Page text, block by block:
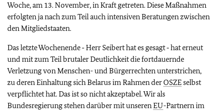
Woche, am 13. November, in Kraft getreten. Diese Maßnahmen
erfolgten ja nach zum Teil auch intensiven Beratungen zwischen
den Mitgliedstaaten.
Das letzte Wochenende ‑ Herr Seibert hat es gesagt ‑ hat erneut
und mit zum Teil brutaler Deutlichkeit die fortdauernde
Verletzung von Menschen- und Bürgerrechten unterstrichen,
zu deren Einhaltung sich Belarus im Rahmen derOSZEselbst
verpflichtet hat. Das ist so nicht akzeptabel. Wir als
Bundesregierung stehen darüber mit unserenEU-Partnern im